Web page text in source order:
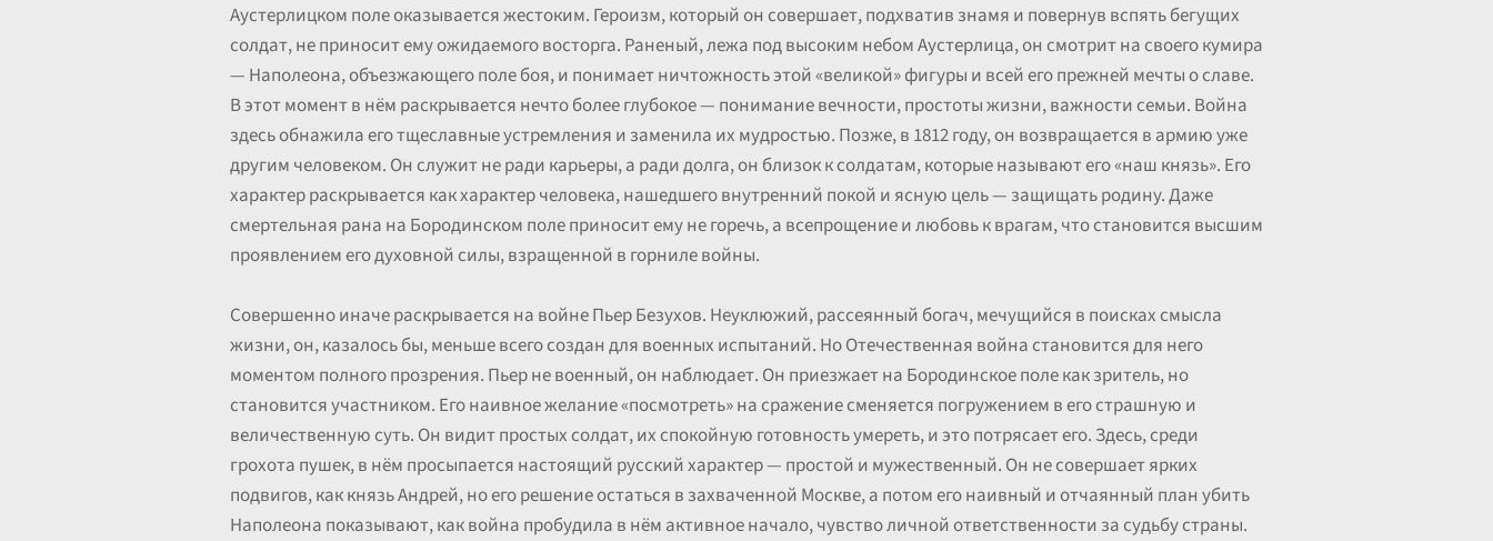
Аустерлицком поле оказывается жестоким. Героизм, который он совершает, подхватив знамя и повернув вспять бегущих
солдат, не приносит ему ожидаемого восторга. Раненый, лежа под высоким небом Аустерлица, он смотрит на своего кумира
— Наполеона, объезжающего поле боя, и понимает ничтожность этой «великой» фигуры и всей его прежней мечты о славе.
В этот момент в нём раскрывается нечто более глубокое — понимание вечности, простоты жизни, важности семьи. Война
здесь обнажила его тщеславные устремления и заменила их мудростью. Позже, в 1812 году, он возвращается в армию уже
другим человеком. Он служит не ради карьеры, а ради долга, он близок к солдатам, которые называют его «наш князь». Его
характер раскрывается как характер человека, нашедшего внутренний покой и ясную цель — защищать родину. Даже
смертельная рана на Бородинском поле приносит ему не горечь, а всепрощение и любовь к врагам, что становится высшим
проявлением его духовной силы, взращенной в горниле войны.
Совершенно иначе раскрывается на войне Пьер Безухов. Неуклюжий, рассеянный богач, мечущийся в поисках смысла
жизни, он, казалось бы, меньше всего создан для военных испытаний. Но Отечественная война становится для него
моментом полного прозрения. Пьер не военный, он наблюдает. Он приезжает на Бородинское поле как зритель, но
становится участником. Его наивное желание «посмотреть» на сражение сменяется погружением в его страшную и
величественную суть. Он видит простых солдат, их спокойную готовность умереть, и это потрясает его. Здесь, среди
грохота пушек, в нём просыпается настоящий русский характер — простой и мужественный. Он не совершает ярких
подвигов, как князь Андрей, но его решение остаться в захваченной Москве, а потом его наивный и отчаянный план убить
Наполеона показывают, как война пробудила в нём активное начало, чувство личной ответственности за судьбу страны.